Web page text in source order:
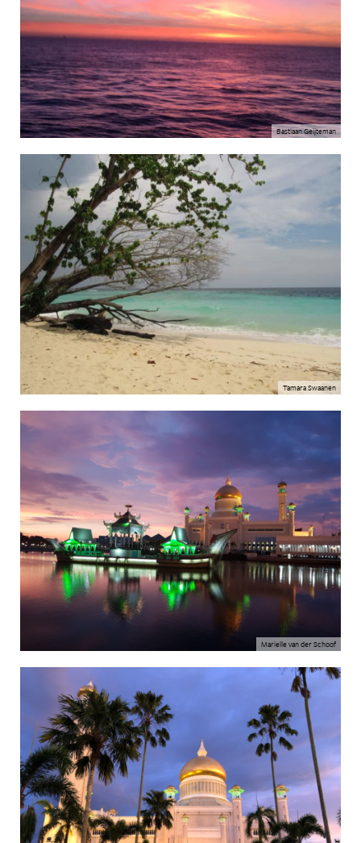
Bastiaan Geijteman
Tamara Swaanen
Marielle van der Schoof